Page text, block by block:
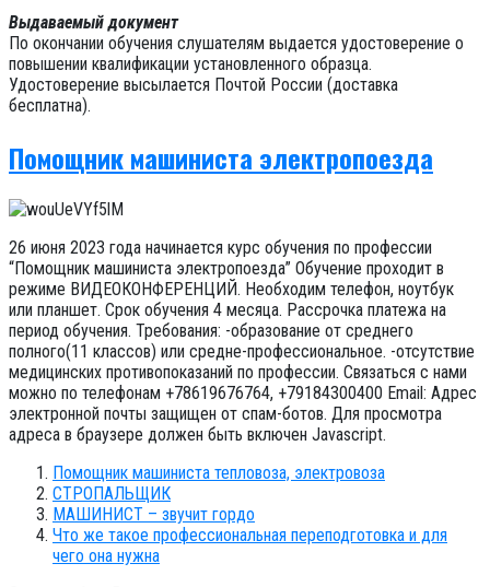
Выдаваемый документ
По окончании обучения слушателям выдается удостоверение о
повышении квалификации установленного образца.
Удостоверение высылается Почтой России (доставка
бесплатна).
Помощник машиниста электропоезда
26 июня 2023 года начинается курс обучения по профессии
“Помощник машиниста электропоезда” Обучение проходит в
режиме ВИДЕОКОНФЕРЕНЦИЙ. Необходим телефон, ноутбук
или планшет. Срок обучения 4 месяца. Рассрочка платежа на
период обучения. Требования: -образование от среднего
полного(11 классов) или средне-профессиональное. -отсутствие
медицинских противопоказаний по профессии. Связаться с нами
можно по телефонам +78619676764, +79184300400 Email: Адрес
электронной почты защищен от спам-ботов. Для просмотра
адреса в браузере должен быть включен Javascript.
Помощник машиниста тепловоза, электровоза
СТРОПАЛЬЩИК
МАШИНИСТ – звучит гордо
Что же такое профессиональная переподготовка и для
чего она нужна